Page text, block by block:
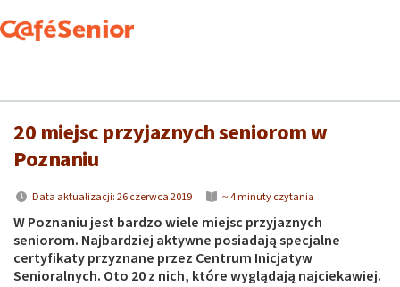
20 miejsc przyjaznych seniorom w
Poznaniu
Data aktualizacji: 26 czerwca 2019 ~ 4 minuty czytania
W Poznaniu jest bardzo wiele miejsc przyjaznych
seniorom. Najbardziej aktywne posiadają specjalne
certyfikaty przyznane przez Centrum Inicjatyw
Senioralnych. Oto 20 z nich, które wyglądają najciekawiej.